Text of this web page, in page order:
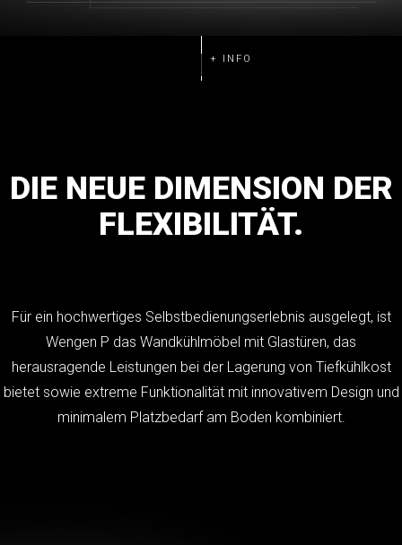
DIE NEUE DIMENSION DER
FLEXIBILITÄT.
Für ein hochwertiges Selbstbedienungserlebnis ausgelegt, ist
Wengen P das Wandkühlmöbel mit Glastüren, das
herausragende Leistungen bei der Lagerung von Tiefkühlkost
bietet sowie extreme Funktionalität mit innovativem Design und
minimalem Platzbedarf am Boden kombiniert.